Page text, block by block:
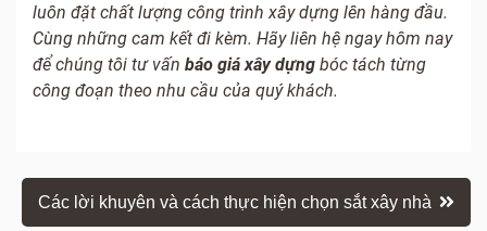
luôn đặt chất lượng công trình xây dựng lên hàng đầu.
Cùng những cam kết đi kèm. Hãy liên hệ ngay hôm nay
để chúng tôi tư vấn báo giá xây dựng bóc tách từng
công đoạn theo nhu cầu của quý khách.
Điều
Các lời khuyên và cách thực hiện chọn sắt xây nhà